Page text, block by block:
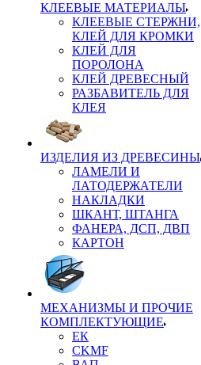
КЛЕЕВЫЕ МАТЕРИАЛЫ
КЛЕЕВЫЕ СТЕРЖНИ,
КЛЕЙ ДЛЯ КРОМКИ
КЛЕЙ ДЛЯ
ПОРОЛОНА
КЛЕЙ ДРЕВЕСНЫЙ
РАЗБАВИТЕЛЬ ДЛЯ
КЛЕЯ
ИЗДЕЛИЯ ИЗ ДРЕВЕСИНЫ
ЛАМЕЛИ И
ЛАТОДЕРЖАТЕЛИ
НАКЛАДКИ
ШКАНТ, ШТАНГА
ФАНЕРА, ДСП, ДВП
КАРТОН
МЕХАНИЗМЫ И ПРОЧИЕ
КОМПЛЕКТУЮЩИЕ
ЕК
CKMF